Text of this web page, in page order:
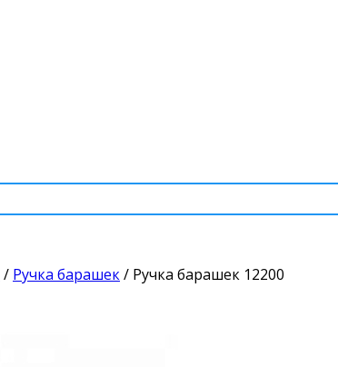
/ Ручка барашек/ Ручка барашек 12200